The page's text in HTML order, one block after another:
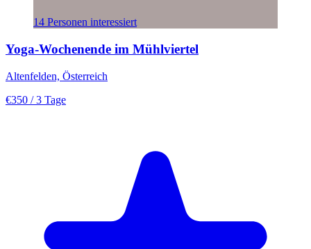
14 Personen interessiert
Yoga-Wochenende im Mühlviertel
Altenfelden, Österreich
€350 / 3 Tage